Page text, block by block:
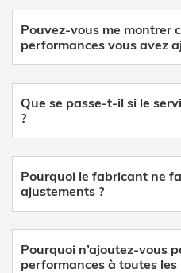
Pouvez-vous me montrer
performances vous avez
Que se passe-t-il si le
?
Pourquoi le fabricant ne
ajustements ?
Pourquoi n’ajoutez-vous
performances à toutes les